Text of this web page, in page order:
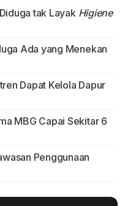
tak Layak Higiene
Ada yang Menekan
Dapat Kelola Dapur
MBG Capai Sekitar 6
Penggunaan